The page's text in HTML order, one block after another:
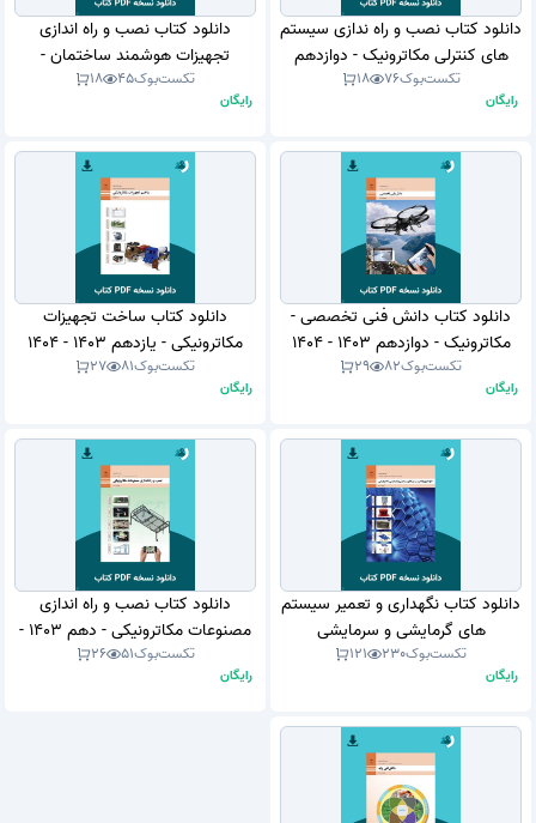
دانلود کتاب نصب و راه ندازی سیستم
های کنترلی مکاترونیک - دوازدهم
1403 - 1404 (نسخه PDF)تکست‌بوک76
18
رایگان
دانلود کتاب نصب و راه اندازی
تجهیزات هوشمند ساختمان -
دوازدهم 1403 - 1404 (نسخه PDF)تکست‌بوک45
18
رایگان
دانلود کتاب دانش فنی تخصصی -
مکاترونیک - دوازدهم 1403 - 1404
(نسخه PDF)
تکست‌بوک82
29
رایگان
دانلود کتاب ساخت تجهیزات
مکاترونیکی - یازدهم 1403 - 1404
(نسخه PDF)
تکست‌بوک81
27
رایگان
دانلود کتاب نگهداری و تعمیر سیستم
های گرمایشی و سرمایشی
تکست‌بوک230
121
رایگان
دانلود کتاب نصب و راه اندازی
مصنوعات مکاترونیکی - دهم 1403 -
1404 (نسخه PDF)
تکست‌بوک51
26
رایگان